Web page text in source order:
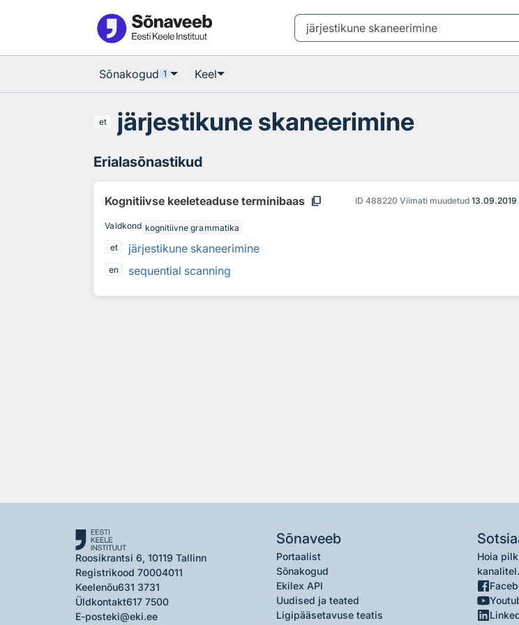
Sõnakogud 1 Keel
et järjestikune skaneerimine
Erialasõnastikud
Kognitiivse keeleteaduse terminibaas content_copy ID 488220 Viimati muudetud 13.09.2019
Valdkond kognitiivne grammatika
et
järjestikune skaneerimine
en sequential scanning
Roosikrantsi 6, 10119 Tallinn
Registrikood 70004011
Keelenõu631 3731
Üldkontakt617 7500
E-posteki@eki.ee
Sõnaveeb
Portaalist
Sõnakogud
Ekilex API
Uudised ja teated
Ligipääsetavuse teatis
Hoia
kanalitel.